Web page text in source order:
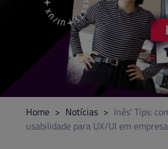
Home > Notícias > Inês' Tips:
usabilidade para UX/UI em